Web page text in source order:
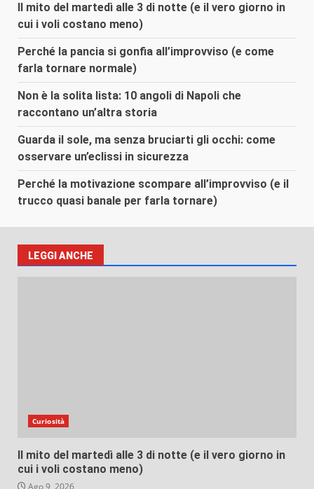
Il mito del martedì alle 3 di notte (e il vero giorno in
cui i voli costano meno)
Perché la pancia si gonfia all’improvviso (e come
farla tornare normale)
Non è la solita lista: 10 angoli di Napoli che
raccontano un’altra storia
Guarda il sole, ma senza bruciarti gli occhi: come
osservare un’eclissi in sicurezza
Perché la motivazione scompare all’improvviso (e il
trucco quasi banale per farla tornare)
LEGGI ANCHE
Curiosità
Il mito del martedì alle 3 di notte (e il vero giorno in
cui i voli costano meno)
Ago 9, 2026